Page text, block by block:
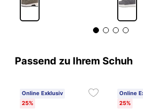
Passend zu Ihrem Schuh
Online Exklusiv
25%
Online
25%